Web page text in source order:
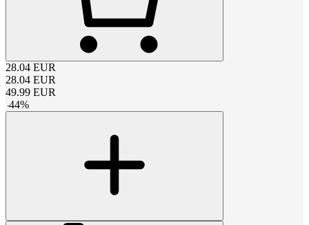
28.04 EUR
28.04 EUR
49.99 EUR
-44%